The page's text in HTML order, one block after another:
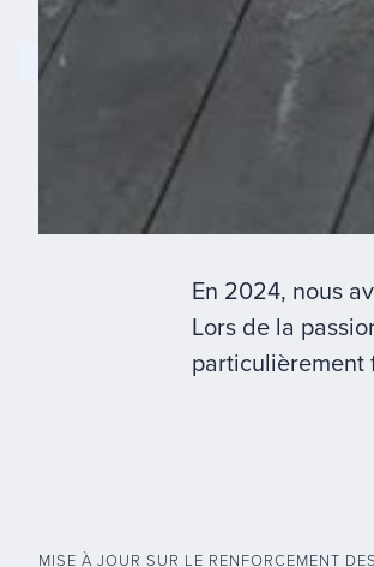
En 2024, nous
Lors de la
particulièrement
MISE À JOUR SUR LE RENFORCEMENT